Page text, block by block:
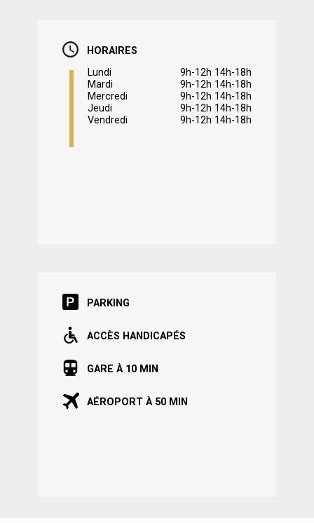
HORAIRES
Lundi
9h-12h 14h-18h
Mardi
9h-12h 14h-18h
Mercredi
9h-12h 14h-18h
Jeudi
9h-12h 14h-18h
Vendredi
9h-12h 14h-18h
PARKING
ACCÈS HANDICAPÉS
GARE À 10 MIN
AÉROPORT À 50 MIN